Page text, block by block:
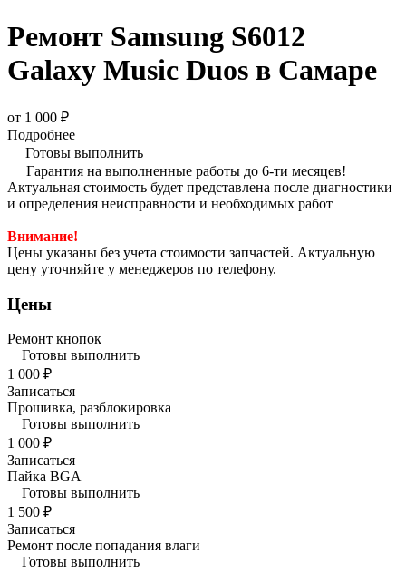
Ремонт Samsung S6012
Galaxy Music Duos в Самаре
от 1 000 ₽
Подробнее
Готовы выполнить
Гарантия на выполненные работы до 6-ти месяцев!
Актуальная стоимость будет представлена после диагностики
и определения неисправности и необходимых работ
Внимание!
Цены указаны без учета стоимости запчастей. Актуальную
цену уточняйте у менеджеров по телефону.
Цены
Ремонт кнопок
Готовы выполнить
1 000 ₽
Записаться
Прошивка, разблокировка
Готовы выполнить
1 000 ₽
Записаться
Пайка BGA
Готовы выполнить
1 500 ₽
Записаться
Ремонт после попадания влаги
Готовы выполнить